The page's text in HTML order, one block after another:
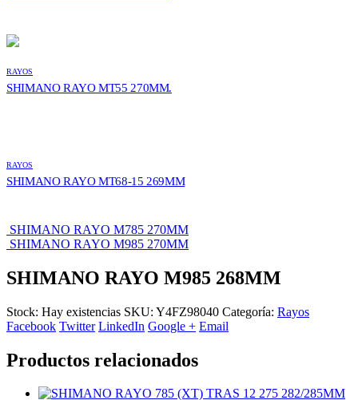
RAYOS
SHIMANO RAYO MT55 270MM.
RAYOS
SHIMANO RAYO MT68-15 269MM
SHIMANO RAYO M785 270MM
SHIMANO RAYO M985 270MM
SHIMANO RAYO M985 268MM
Stock: Hay existencias SKU: Y4FZ98040 Categoría: Rayos
Facebook Twitter LinkedIn Google + Email
Productos relacionados